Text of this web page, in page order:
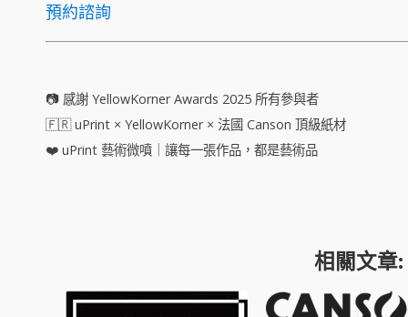
預約諮詢
📷 感謝 YellowKorner Awards 2025 所有參與者
🇫🇷 uPrint × YellowKorner × 法國 Canson 頂級紙材
❤️ uPrint 藝術微噴｜讓每一張作品，都是藝術品
相關文章: